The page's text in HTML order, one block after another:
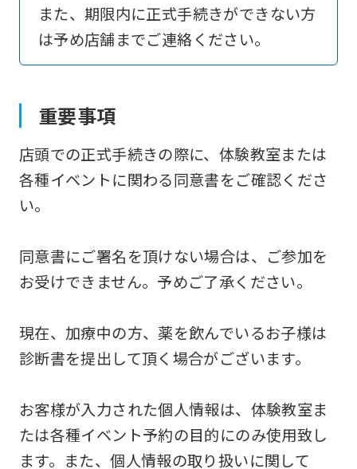
また、期限内に正式手続きができない方
は予め店舗までご連絡ください。
重要事項
店頭での正式手続きの際に、体験教室または
各種イベントに関わる同意書をご確認くださ
い。
同意書にご署名を頂けない場合は、ご参加を
お受けできません。予めご了承ください。
現在、加療中の方、薬を飲んでいるお子様は
診断書を提出して頂く場合がございます。
お客様が入力された個人情報は、体験教室ま
たは各種イベント予約の目的にのみ使用致し
ます。また、個人情報の取り扱いに関して